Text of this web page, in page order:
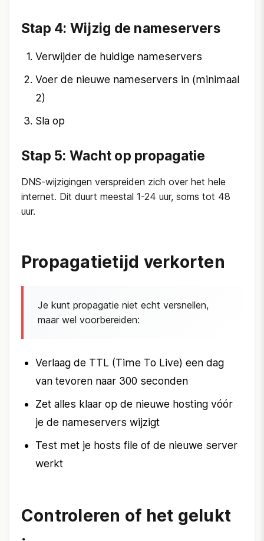
Stap 4: Wijzig de nameservers
Verwijder de huidige nameservers
Voer de nieuwe nameservers in (minimaal
2)
Sla op
Stap 5: Wacht op propagatie
DNS-wijzigingen verspreiden zich over het hele
internet. Dit duurt meestal 1-24 uur, soms tot 48
uur.
Propagatietijd verkorten
Je kunt propagatie niet echt versnellen,
maar wel voorbereiden:
Verlaag de TTL (Time To Live) een dag
van tevoren naar 300 seconden
Zet alles klaar op de nieuwe hosting vóór
je de nameservers wijzigt
Test met je hosts file of de nieuwe server
werkt
Controleren of het gelukt